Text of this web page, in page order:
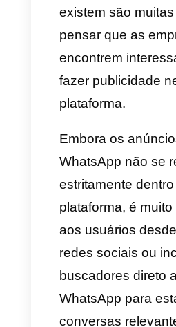
responder de
começar seu
etapa é muito
preguntas
recursos ou o
para
clientes,
optar por